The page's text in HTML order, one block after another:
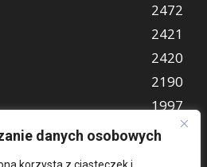
danych osobowych
2472
2421
2420
2190
1997
849